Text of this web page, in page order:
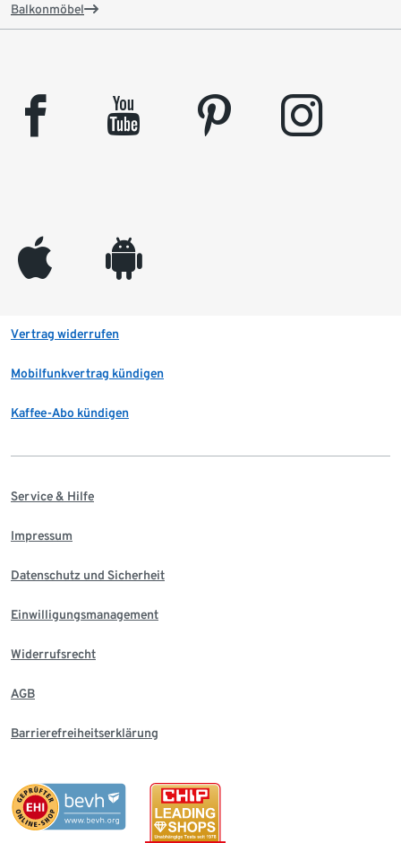
Balkonmöbel
facebook youtube pinterest instagram
appleinc android
Vertrag widerrufen
Mobilfunkvertrag kündigen
Kaffee-Abo kündigen
Service & Hilfe
Impressum
Datenschutz und Sicherheit
Einwilligungsmanagement
Widerrufsrecht
AGB
Barrierefreiheitserklärung